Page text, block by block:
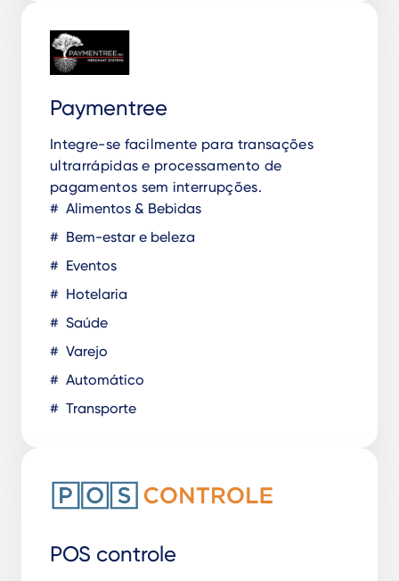
Paymentree
Integre-se facilmente para transações
ultrarrápidas e processamento de
pagamentos sem interrupções.
Alimentos & Bebidas
Bem-estar e beleza
Eventos
Hotelaria
Saúde
Varejo
Automático
Transporte
POS controle